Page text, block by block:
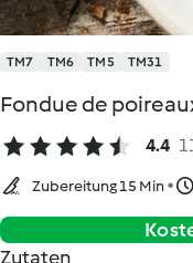
TM7 TM6 TM5 TM31
Fondue de
4.4
Zubereitung 15 Min
Zutaten